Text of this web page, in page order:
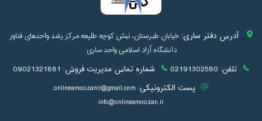
آدرس دفتر ساری:خیابان طبرستان، نبش کوچه طلیعه مرکز رشد واحدهای فناور
دانشگاه آزاد اسلامی واحد ساری
تلفن: 02191302580 شماره تماس مدیریت فروش: 09021321881
پست الکترونیکی: onlineamoozanir@gmail.com
info@onlineamoozan.ir